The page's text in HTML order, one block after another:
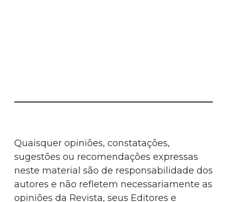
Quaisquer opiniões, constatações,
sugestões ou recomendações expressas
neste material são de responsabilidade dos
autores e não refletem necessariamente as
opiniões da Revista, seus Editores e